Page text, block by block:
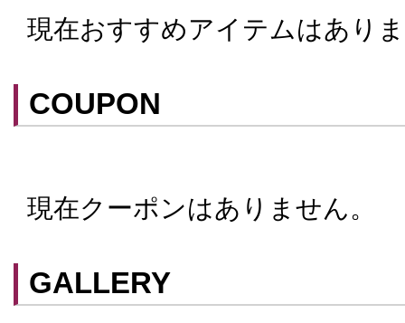
現在おすすめアイテムはあり
COUPON
クーポンはスマートフォンに山口街中ア
てアプリ内のクーポン情報を提示する
ができます。
現在クーポンはありません。
GALLERY